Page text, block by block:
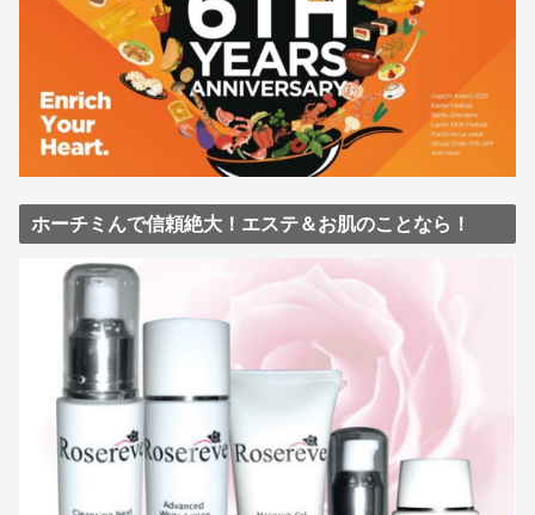
ホーチミんで信頼絶大！エステ＆お肌のことなら！